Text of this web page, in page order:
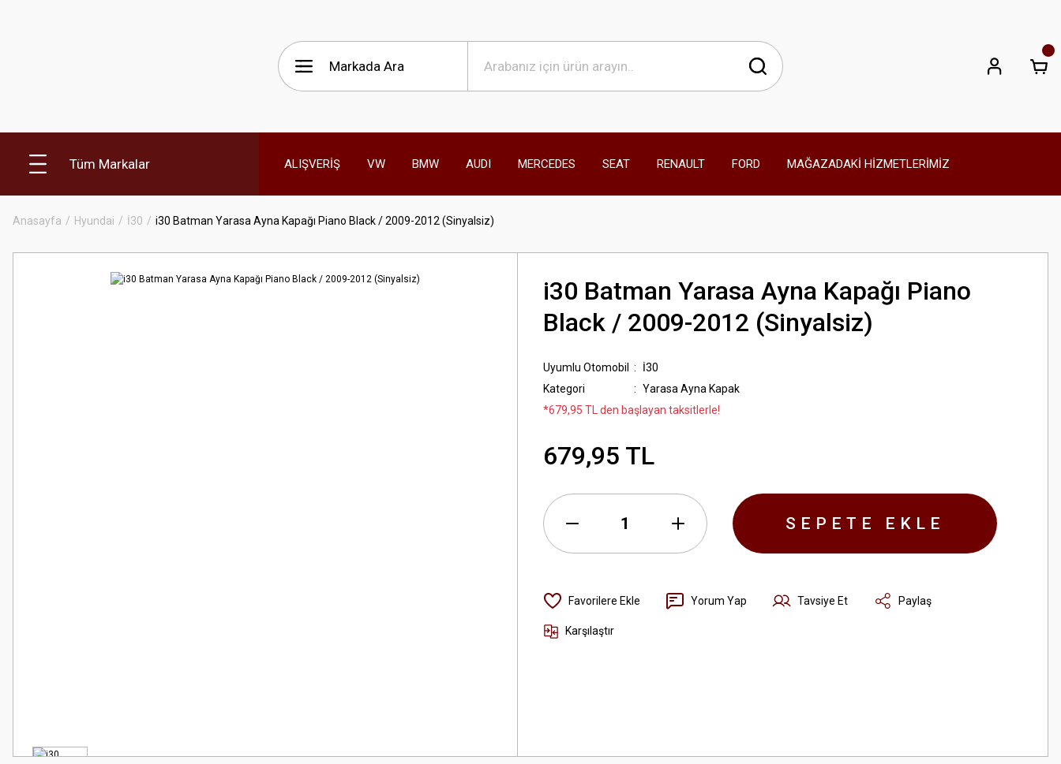
Tüm Markalar ALIŞVERİŞ VW BMW AUDI MERCEDES SEAT RENAULT FORD MAĞAZADAKİ HİZMETLERİMİZ
Anasayfa Hyundai İ30 i30 Batman Yarasa Ayna Kapağı Piano Black / 2009-2012 (Sinyalsiz)
i30 Batman Yarasa Ayna Kapağı Piano
Black / 2009-2012 (Sinyalsiz)
Uyumlu Otomobil
İ30
Kategori
Yarasa Ayna Kapak
*679,95 TL den başlayan taksitlerle!
679,95 TL
SEPETE EKLE
Yorum Yap Tavsiye Et Paylaş
Karşılaştır